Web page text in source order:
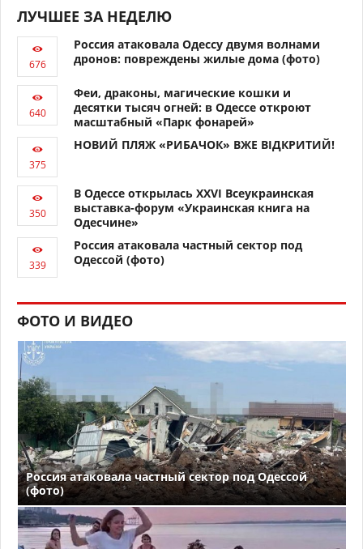
ЛУЧШЕЕ ЗА НЕДЕЛЮ
Россия атаковала Одессу двумя волнами
дронов: повреждены жилые дома (фото)
Феи, драконы, магические кошки и
десятки тысяч огней: в Одессе откроют
масштабный «Парк фонарей»
НОВИЙ ПЛЯЖ «РИБАЧОК» ВЖЕ ВІДКРИТИЙ!
В Одессе открылась XXVI Всеукраинская
выставка-форум «Украинская книга на
Одесчине»
Россия атаковала частный сектор под
Одессой (фото)
ФОТО И ВИДЕО
Россия атаковала частный сектор под Одессой
(фото)